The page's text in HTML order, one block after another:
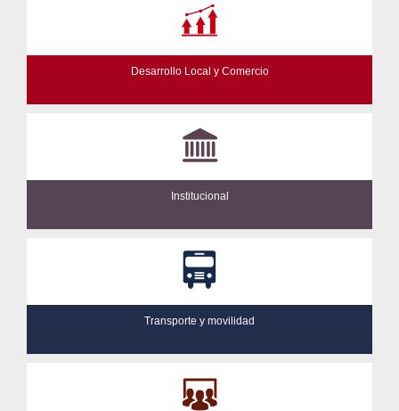
Desarrollo Local y Comercio
Institucional
Transporte y movilidad